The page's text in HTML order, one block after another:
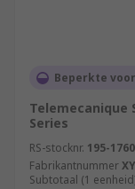
Beperkte
Telemecanique
Series
RS-stocknr. 195-1760
Fabrikantnummer
Subtotaal (1